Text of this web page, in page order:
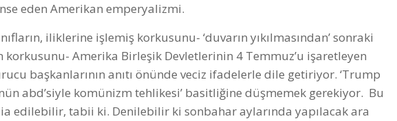
eden Amerikan emperyalizmi.
iliklerine işlemiş korkusunu- ‘duvarın yıkılmasından’ sonraki
korkusunu- Amerika Birleşik Devletlerinin 4 Temmuz’u işaretleyen
başkanlarının anıtı önünde veciz ifadelerle dile getiriyor. ‘Trump
abd’siyle komünizm tehlikesi’ basitliğine düşmemek gerekiyor. Bu
edilebilir, tabii ki. Denilebilir ki sonbahar aylarında yapılacak ara